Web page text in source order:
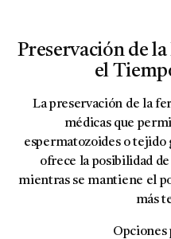
Preservación de
el
Lapreservación de la
médicas que
espermatozoides o tejido
ofrece la posibilidad
mientras se mantiene el
más
Opciones